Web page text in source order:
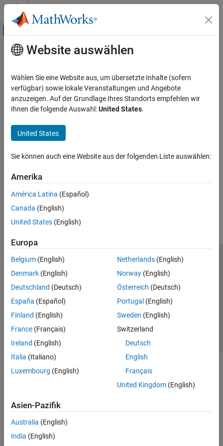
Weiter zum Inhalt
Umschaltung für Off-Canvas-
Startseite der Dokumentation
Hauptinhalt
How useful was this information?
Website auswählen
Wählen Sie eine Website aus, um übersetzte Inhalte (sofern
verfügbar) sowie lokale Veranstaltungen und Angebote
anzuzeigen. Auf der Grundlage Ihres Standorts empfehlen wir
Ihnen die folgende Auswahl:United States.
United States
Sie können auch eine Website aus der folgenden Liste auswählen:
Amerika
América Latina (Español)
Canada (English)
United States (English)
Europa
Belgium (English)
Denmark (English)
Deutschland (Deutsch)
España (Español)
Finland (English)
France (Français)
Ireland (English)
Italia (Italiano)
Luxembourg (English)
Netherlands(English)
Norway(English)
Österreich (Deutsch)
Portugal (English)
Sweden (English)
Switzerland
Deutsch
English
Français
United Kingdom(English)
Asien-Pazifik
Australia (English)
India (English)
Trust Center
Datenschutz-Richtlinien
Datendiebstahl verhindern
Status von Anwendungen
© 1994-2026 The MathWorks, Inc.
Website auswählen
Deutschland